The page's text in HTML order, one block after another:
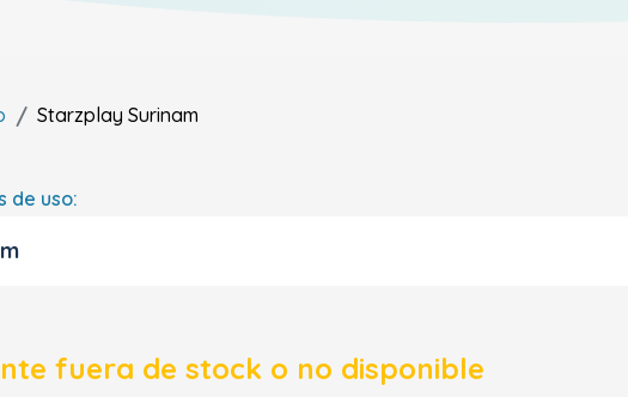
Starzplay Surinam
de uso:
fuera de stock o no disponible